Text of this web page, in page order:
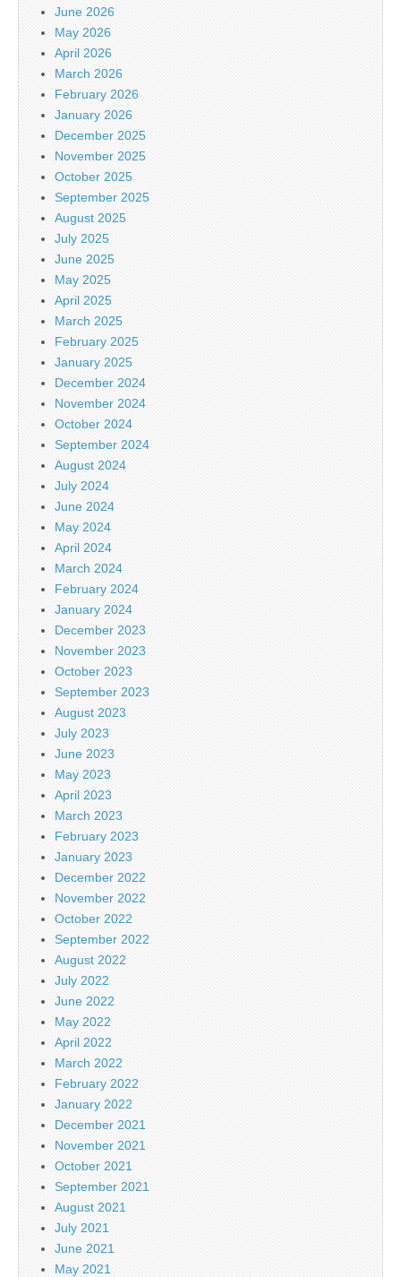
June 2026
May 2026
April 2026
March 2026
February 2026
January 2026
December 2025
November 2025
October 2025
September 2025
August 2025
July 2025
June 2025
May 2025
April 2025
March 2025
February 2025
January 2025
December 2024
November 2024
October 2024
September 2024
August 2024
July 2024
June 2024
May 2024
April 2024
March 2024
February 2024
January 2024
December 2023
November 2023
October 2023
September 2023
August 2023
July 2023
June 2023
May 2023
April 2023
March 2023
February 2023
January 2023
December 2022
November 2022
October 2022
September 2022
August 2022
July 2022
June 2022
May 2022
April 2022
March 2022
February 2022
January 2022
December 2021
November 2021
October 2021
September 2021
August 2021
July 2021
June 2021
May 2021